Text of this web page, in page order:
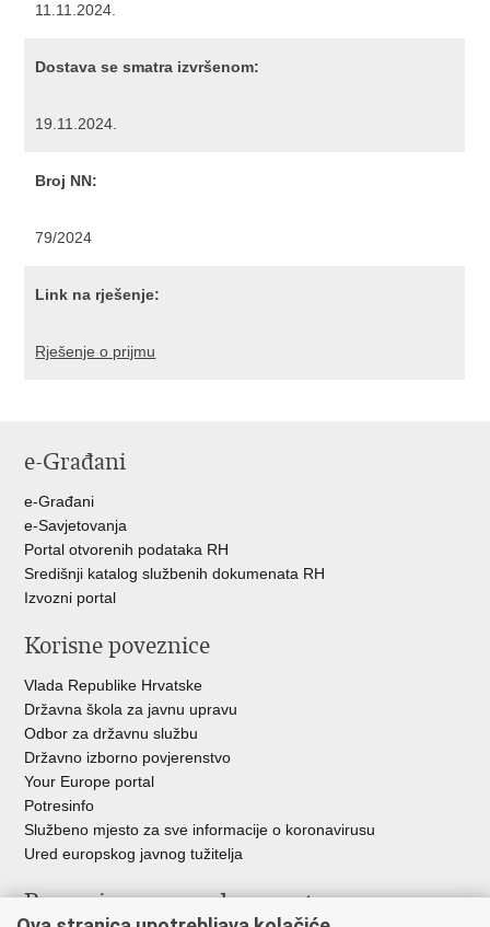
11.11.2024.
Dostava se smatra izvršenom:
19.11.2024.
Broj NN:
79/2024
Link na rješenje:
Rješenje o prijmu
e-Građani
e-Građani
e-Savjetovanja
Portal otvorenih podataka RH
Središnji katalog službenih dokumenata RH
Izvozni portal
Korisne poveznice
Vlada Republike Hrvatske
Državna škola za javnu upravu
Odbor za državnu službu
Državno izborno povjerenstvo
Your Europe portal
Potresinfo
Službeno mjesto za sve informacije o koronavirusu
Ured europskog javnog tužitelja
Poveznice pravosudnog sustava